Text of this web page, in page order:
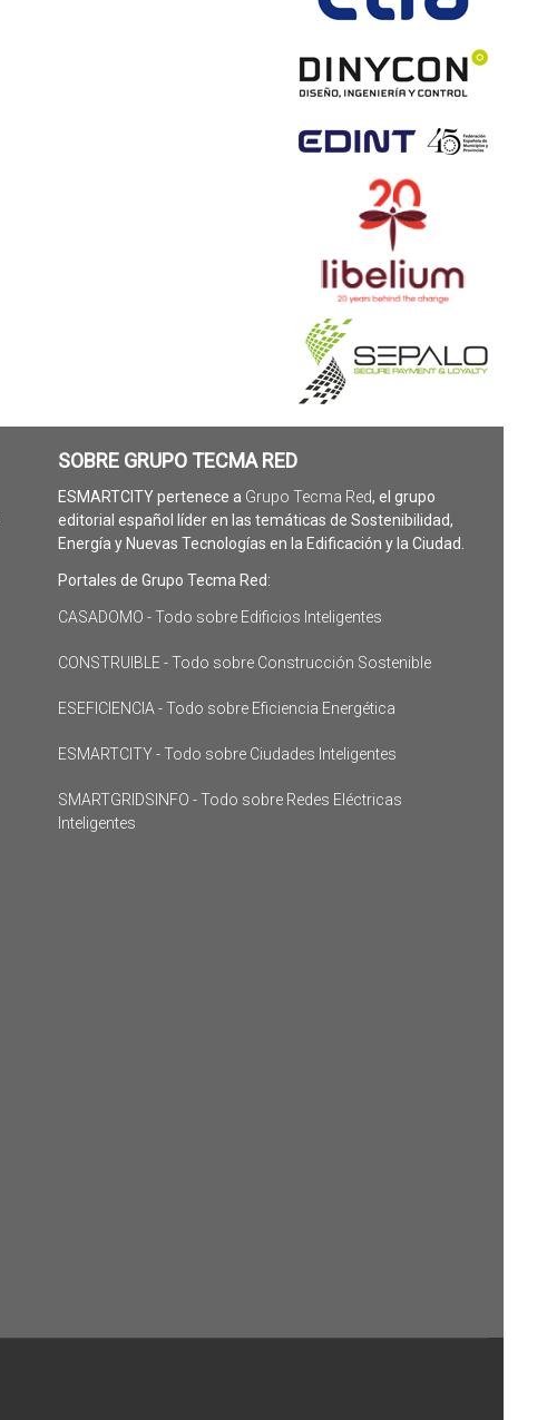
SOBRE GRUPO TECMA RED
ESMARTCITY pertenece a Grupo Tecma Red, el grupo
editorial español líder en las temáticas de Sostenibilidad,
Energía y Nuevas Tecnologías en la Edificación y la Ciudad.
Portales de Grupo Tecma Red:
CASADOMO - Todo sobre Edificios Inteligentes
CONSTRUIBLE - Todo sobre Construcción Sostenible
ESEFICIENCIA - Todo sobre Eficiencia Energética
ESMARTCITY - Todo sobre Ciudades Inteligentes
SMARTGRIDSINFO - Todo sobre Redes Eléctricas
Inteligentes